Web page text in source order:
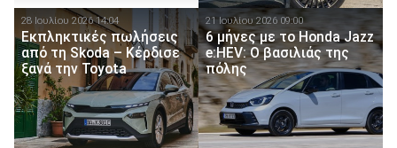
28 Ιουλίου 2026 14:04
Εκπληκτικές πωλήσεις
από τη Skoda – Κέρδισε
ξανά την Toyota
21 Ιουλίου 2026 09:00
6 μήνες με το Honda Jazz
e:HEV: Ο βασιλιάς της
πόλης